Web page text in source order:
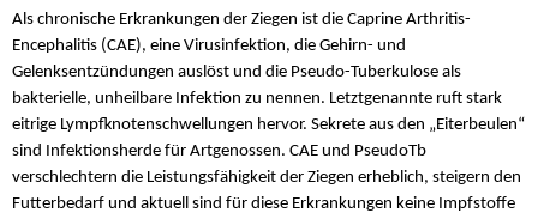
Als chronische Erkrankungen der Ziegen ist die Caprine Arthritis-
Encephalitis (CAE), eine Virusinfektion, die Gehirn- und
Gelenksentzündungen auslöst und die Pseudo-Tuberkulose als
bakterielle, unheilbare Infektion zu nennen. Letztgenannte ruft stark
eitrige Lympfknotenschwellungen hervor. Sekrete aus den „Eiterbeulen“
sind Infektionsherde für Artgenossen. CAE und PseudoTb
verschlechtern die Leistungsfähigkeit der Ziegen erheblich, steigern den
Futterbedarf und aktuell sind für diese Erkrankungen keine Impfstoffe